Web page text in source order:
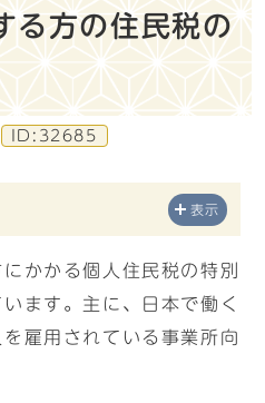
る方の住民税の
ID:32685
表示
かかる個人住民税の特別
ます。主に、日本で働く
雇用されている事業所向